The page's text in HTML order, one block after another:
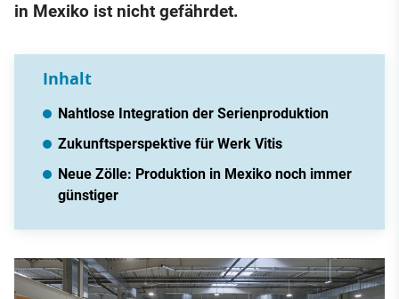
in Mexiko ist nicht gefährdet.
Inhalt
Nahtlose Integration der Serienproduktion
Zukunftsperspektive für Werk Vitis
Neue Zölle: Produktion in Mexiko noch immer
günstiger